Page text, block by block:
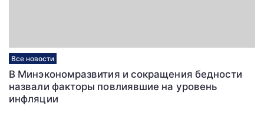
Все новости
В Минэкономразвития и сокращения бедности
назвали факторы повлиявшие на уровень
инфляции